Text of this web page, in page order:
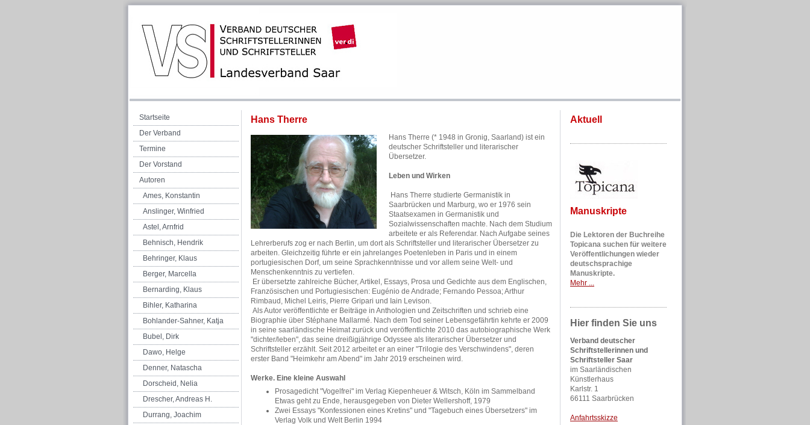
Startseite
Der Verband
Termine
Der Vorstand
Autoren
Ames, Konstantin
Anslinger, Winfried
Astel, Arnfrid
Behnisch, Hendrik
Behringer, Klaus
Berger, Marcella
Bernarding, Klaus
Bihler, Katharina
Bohlander-Sahner, Katja
Bubel, Dirk
Dawo, Helge
Denner, Natascha
Dorscheid, Nelia
Drescher, Andreas H.
Durrang, Joachim
Hans Therre
Hans Therre (* 1948 in Gronig, Saarland) ist ein
deutscher Schriftsteller und literarischer
Übersetzer.
Leben und Wirken
Hans Therre studierte Germanistik in
Saarbrücken und Marburg, wo er 1976 sein
Staatsexamen in Germanistik und
Sozialwissenschaften machte. Nach dem Studium
arbeitete er als Referendar. Nach Aufgabe seines
Lehrerberufs zog er nach Berlin, um dort als Schriftsteller und literarischer Übersetzer zu
arbeiten. Gleichzeitig führte er ein jahrelanges Poetenleben in Paris und in einem
portugiesischen Dorf, um seine Sprachkenntnisse und vor allem seine Welt- und
Menschenkenntnis zu vertiefen.
Er übersetzte zahlreiche Bücher, Artikel, Essays, Prosa und Gedichte aus dem Englischen,
Französischen und Portugiesischen: Eugénio de Andrade; Fernando Pessoa; Arthur
Rimbaud, Michel Leiris, Pierre Gripari und Iain Levison.
Als Autor veröffentlichte er Beiträge in Anthologien und Zeitschriften und schrieb eine
Biographie über Stéphane Mallarmé. Nach dem Tod seiner Lebensgefährtin kehrte er 2009
in seine saarländische Heimat zurück und veröffentlichte 2010 das autobiographische Werk
"dichter/leben", das seine dreißigjährige Odyssee als literarischer Übersetzer und
Schriftsteller erzählt. Seit 2012 arbeitet er an einer "Trilogie des Verschwindens", deren
erster Band "Heimkehr am Abend" im Jahr 2019 erscheinen wird.
Werke. Eine kleine Auswahl
Prosagedicht "Vogelfrei" im Verlag Kiepenheuer & Witsch, Köln im Sammelband
Etwas geht zu Ende, herausgegeben von Dieter Wellershoff, 1979
Zwei Essays "Konfessionen eines Kretins" und "Tagebuch eines Übersetzers" im
Verlag Volk und Welt Berlin 1994
Aktuell
Manuskripte
Die Lektoren der Buchreihe
Topicana suchen für weitere
Veröffentlichungen wieder
deutschsprachige
Manuskripte.
Mehr ...
Hier finden Sie uns
Verband deutscher
Schriftstellerinnen und
Schriftsteller Saar
im Saarländischen
Künstlerhaus
Karlstr. 1
66111 Saarbrücken
Anfahrtsskizze